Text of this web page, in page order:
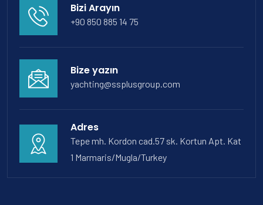
Bizi Arayın
+90 850 885 14 75
Bize yazın
yachting@ssplusgroup.com
Adres
Tepe mh. Kordon cad.57 sk. Kortun Apt. Kat
1 Marmaris/Mugla/Turkey